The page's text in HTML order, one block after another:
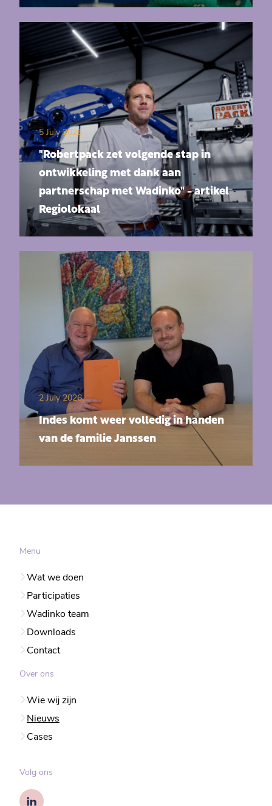
5 July 2026
"Robertpack zet volgende stap in
ontwikkeling met dank aan
partnerschap met Wadinko" - artikel
Regiolokaal
2 July 2026
Indes komt weer volledig in handen
van de familie Janssen
Menu
Wat we doen
Participaties
Wadinko team
Downloads
Contact
Over ons
Wie wij zijn
Nieuws
Cases
Volg ons